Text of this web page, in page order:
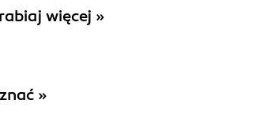
więcej »
»